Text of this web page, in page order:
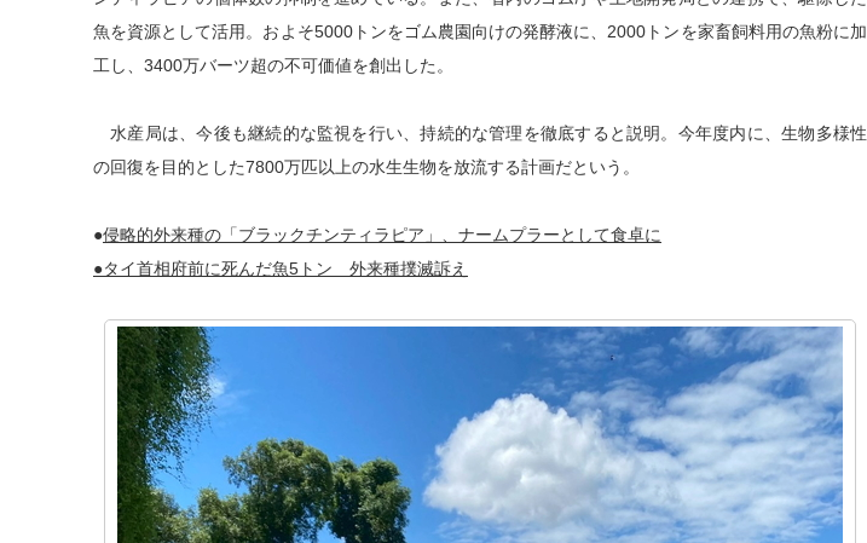
魚を資源として活用。およそ5000トンをゴム農園向けの発酵液に、2000トンを家畜飼料用の魚粉に加
工し、3400万バーツ超の不可価値を創出した。
水産局は、今後も継続的な監視を行い、持続的な管理を徹底すると説明。今年度内に、生物多様性
の回復を目的とした7800万匹以上の水生生物を放流する計画だという。
●侵略的外来種の「ブラックチンティラピア」、ナームプラーとして食卓に
●タイ首相府前に死んだ魚5トン 外来種撲滅訴え